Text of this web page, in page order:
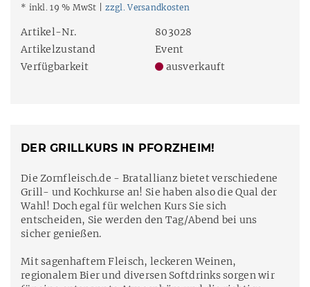
* inkl. 19 % MwSt | zzgl. Versandkosten
Artikel-Nr.
803028
Artikelzustand
Event
Verfügbarkeit
ausverkauft
DER GRILLKURS IN PFORZHEIM!
Die Zornfleisch.de - Bratallianz bietet verschiedene
Grill- und Kochkurse an! Sie haben also die Qual der
Wahl! Doch egal für welchen Kurs Sie sich
entscheiden, Sie werden den Tag/Abend bei uns
sicher genießen.
Mit sagenhaftem Fleisch, leckeren Weinen,
regionalem Bier und diversen Softdrinks sorgen wir